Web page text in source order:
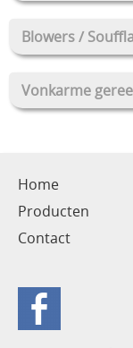
Blowers /
Vonkarme
Home
Producten
Contact